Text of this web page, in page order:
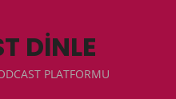
DİNLE
PLATFORMU